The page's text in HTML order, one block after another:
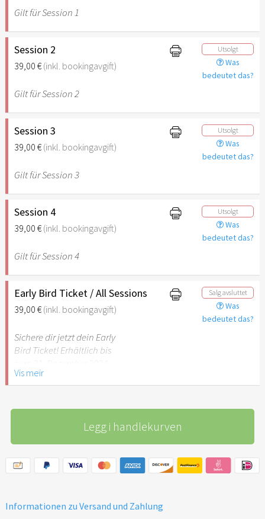
Gilt für Session 1
Session 2
39,00 €(inkl. bookingavgift)
Utsolgt
Was
bedeutet das?
Gilt für Session 2
Session 3
39,00 €(inkl. bookingavgift)
Utsolgt
Was
bedeutet das?
Gilt für Session 3
Session 4
39,00 €(inkl. bookingavgift)
Utsolgt
Was
bedeutet das?
Gilt für Session 4
Early Bird Ticket / All Sessions
39,00 €(inkl. bookingavgift)
Salg avsluttet
Was
bedeutet das?
Sichere dir jetzt dein Early
Bird Ticket! Erhältlich bis
Vis meir
Legg i handlekurven
Informationen zu Versand und Zahlung